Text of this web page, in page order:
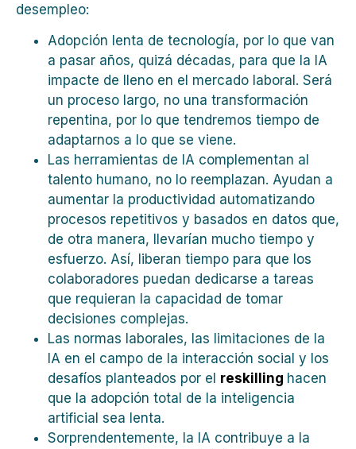
desempleo:
Adopción lenta de tecnología, por lo que van
a pasar años, quizá décadas, para que la IA
impacte de lleno en el mercado laboral. Será
un proceso largo, no una transformación
repentina, por lo que tendremos tiempo de
adaptarnos a lo que se viene.
Las herramientas de IA complementan al
talento humano, no lo reemplazan. Ayudan a
aumentar la productividad automatizando
procesos repetitivos y basados en datos que,
de otra manera, llevarían mucho tiempo y
esfuerzo. Así, liberan tiempo para que los
colaboradores puedan dedicarse a tareas
que requieran la capacidad de tomar
decisiones complejas.
Las normas laborales, las limitaciones de la
IA en el campo de la interacción social y los
desafíos planteados por el reskilling hacen
que la adopción total de la inteligencia
artificial sea lenta.
Sorprendentemente, la IA contribuye a la